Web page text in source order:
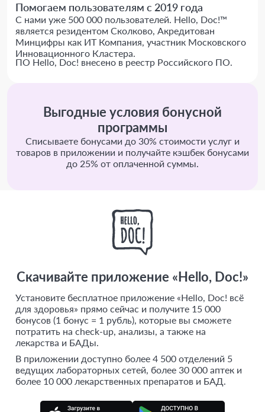
Помогаем пользователям с 2019 года
С нами уже 500 000 пользователей. Hello, Doc!™
является резидентом Сколково, Акредитован
Минцифры как ИТ Компания, участник Московского
Инновационного Кластера.
ПО Hello, Doc! внесено в реестр Российского ПО.
Выгодные условия бонусной
программы
Списываете бонусами до 30% стоимости услуг и
товаров в приложении и получайте кэшбек бонусами
до 25% от оплаченной суммы.
Скачивайте приложение «Hello, Doc!»
Установите бесплатное приложение «Hello, Doc! всё
для здоровья» прямо сейчас и получите 15 000
бонусов (1 бонус = 1 рубль), которые вы сможете
потратить на check-up, анализы, а также на
лекарства и БАДы.
В приложении доступно более 4 500 отделений 5
ведущих лабораторных сетей, более 30 000 аптек и
более 10 000 лекарственных препаратов и БАД.